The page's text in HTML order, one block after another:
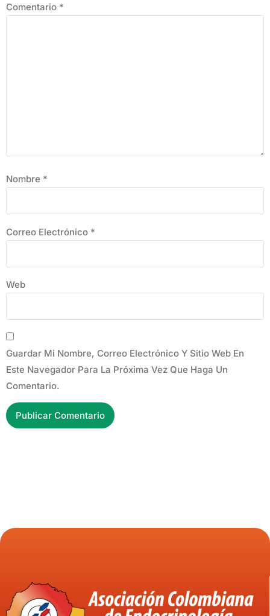
Comentario *
Nombre *
Correo Electrónico *
Web
Guardar Mi Nombre, Correo Electrónico Y Sitio Web En
Este Navegador Para La Próxima Vez Que Haga Un
Comentario.